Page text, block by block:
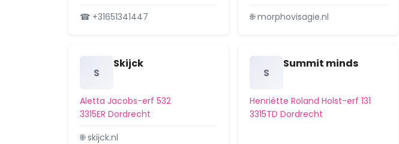
☎ +31651341447
🌐 morphovisagie.nl
S
Skijck
Aletta Jacobs-erf 532
3315ER Dordrecht
🌐 skijck.nl
S
Summit minds
Henriëtte Roland Holst-erf 131
3315TD Dordrecht